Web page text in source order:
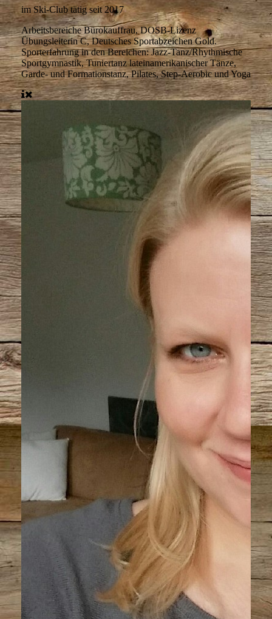
im Ski-Club tätigseit 2017
ArbeitsbereicheBürokauffrau, DOSB-Lizenz
Übungsleiterin C, Deutsches Sportabzeichen Gold.
Sporterfahrung in den Bereichen: Jazz-Tanz/Rhythmische
Sportgymnastik, Tuniertanz lateinamerikanischer Tänze,
Garde- und Formationstanz, Pilates, Step-Aerobic und Yoga